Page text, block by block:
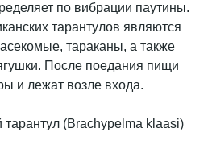
по вибрации паутины.
тарантулов являются
тараканы, а также
После поедания пищи
и лежат возле входа.